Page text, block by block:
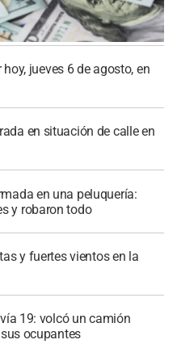
jueves 6 de agosto, en
en situación de calle en
en una peluquería:
y robaron todo
y fuertes vientos en la
19: volcó un camión
ocupantes